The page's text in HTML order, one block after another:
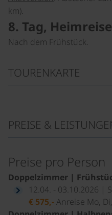
km).
8. Tag, Heimreise
Nach dem Frühstück.
TOURENKARTE
PREISE &
Preise pro Person
Doppelzimmer |
12.04. - 03.10.2026 |
€ 575,-Anreise Mo,